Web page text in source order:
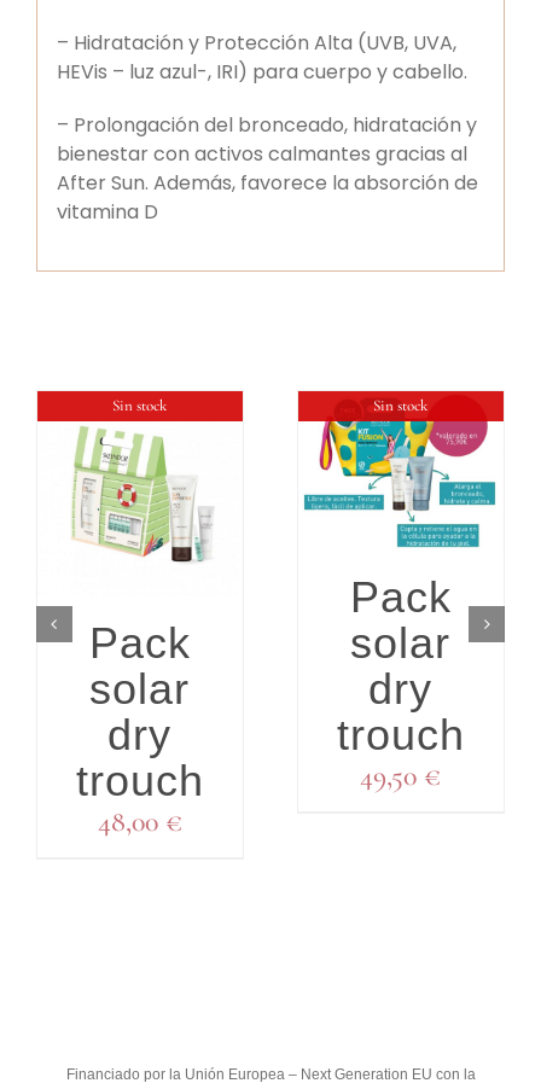
– Hidratación y Protección Alta (UVB, UVA,
HEVis – luz azul-, IRI) para cuerpo y cabello.
– Prolongación del bronceado, hidratación y
bienestar con activos calmantes gracias al
After Sun. Además, favorece la absorción de
vitamina D
Sin stock
Pack
solar
dry
trouch
48,00 €
Sin stock
DETALLES
Pack
solar
dry
trouch
49,50 €
DETALLES
Financiado por la Unión Europea – Next Generation EU con la